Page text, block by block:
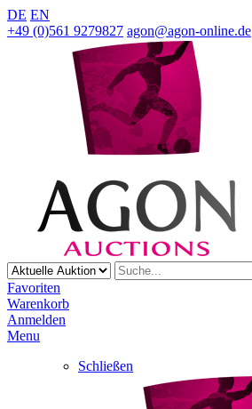
DE EN
+49 (0)561 9279827 agon@agon-online.de
Favoriten
Warenkorb
Anmelden
Menu
Schließen